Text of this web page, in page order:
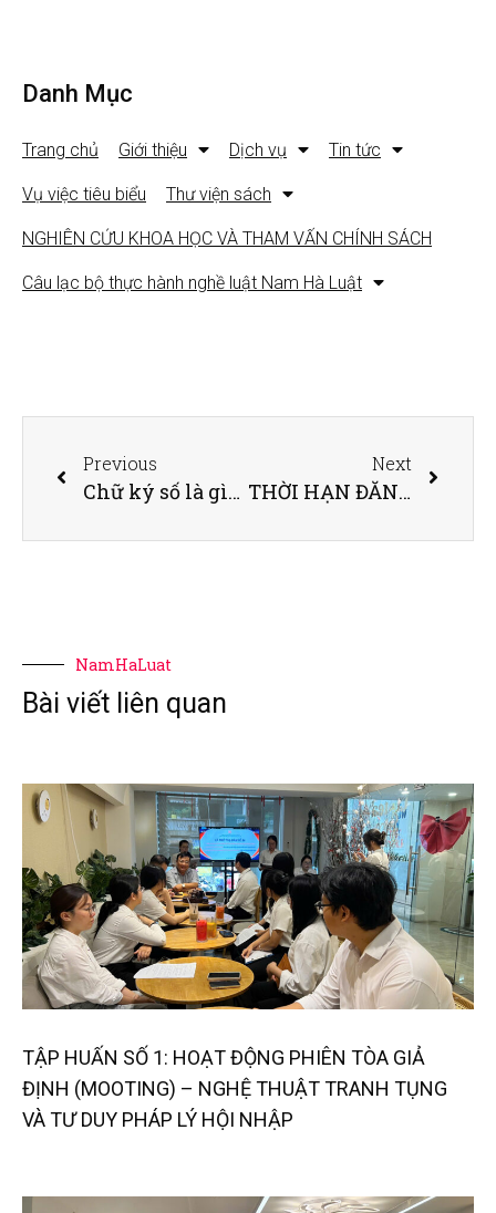
Danh Mục
Trang chủ Giới thiệu Dịch vụ Tin tức
Vụ việc tiêu biểu Thư viện sách
NGHIÊN CỨU KHOA HỌC VÀ THAM VẤN CHÍNH SÁCH
Câu lạc bộ thực hành nghề luật Nam Hà Luật
Previous
Chữ ký số là gì? Doanh nghiệp cần biết gì về chữ ký số?
Next
THỜI HẠN ĐĂNG KÝ QUYỀN SỞ HỮU ĐỐI VỚI NHÀ ĐẤT ĐƯỢC CHO, TẶNG LÀ BAO LÂU?
NamHaLuat
Bài viết liên quan
TẬP HUẤN SỐ 1: HOẠT ĐỘNG PHIÊN TÒA GIẢ
ĐỊNH (MOOTING) – NGHỆ THUẬT TRANH TỤNG
VÀ TƯ DUY PHÁP LÝ HỘI NHẬP